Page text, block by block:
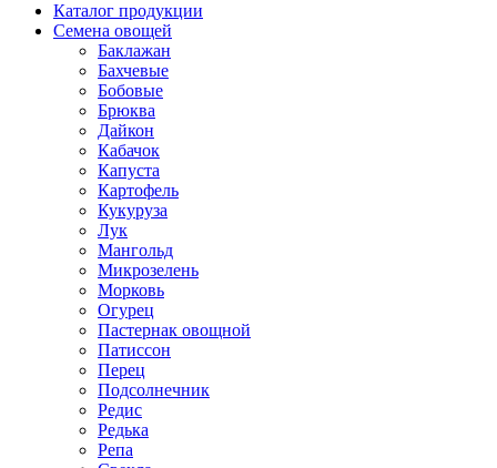
Каталог продукции
Семена овощей
Баклажан
Бахчевые
Бобовые
Брюква
Дайкон
Кабачок
Капуста
Картофель
Кукуруза
Лук
Мангольд
Микрозелень
Морковь
Огурец
Пастернак овощной
Патиссон
Перец
Подсолнечник
Редис
Редька
Репа